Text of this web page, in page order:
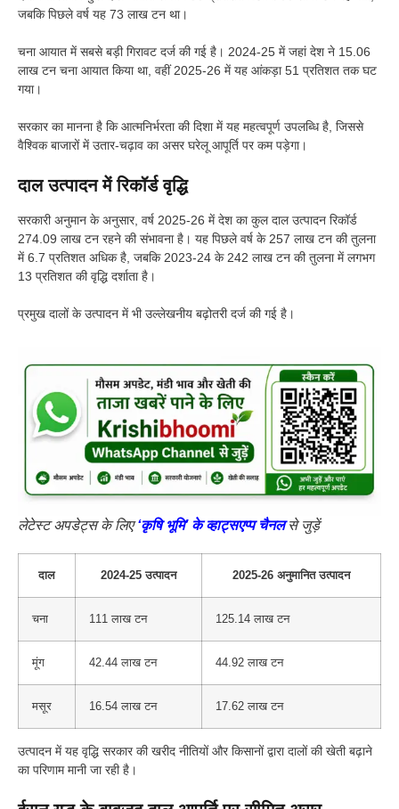
जबकि पिछले वर्ष यह 73 लाख टन था।
चना आयात में सबसे बड़ी गिरावट दर्ज की गई है। 2024-25 में जहां देश ने 15.06
लाख टन चना आयात किया था, वहीं 2025-26 में यह आंकड़ा 51 प्रतिशत तक घट
गया।
सरकार का मानना है कि आत्मनिर्भरता की दिशा में यह महत्वपूर्ण उपलब्धि है, जिससे
वैश्विक बाजारों में उतार-चढ़ाव का असर घरेलू आपूर्ति पर कम पड़ेगा।
दाल उत्पादन में रिकॉर्ड वृद्धि
सरकारी अनुमान के अनुसार, वर्ष 2025-26 में देश का कुल दाल उत्पादन रिकॉर्ड
274.09 लाख टन रहने की संभावना है। यह पिछले वर्ष के 257 लाख टन की तुलना
में 6.7 प्रतिशत अधिक है, जबकि 2023-24 के 242 लाख टन की तुलना में लगभग
13 प्रतिशत की वृद्धि दर्शाता है।
प्रमुख दालों के उत्पादन में भी उल्लेखनीय बढ़ोतरी दर्ज की गई है।
लेटेस्ट अपडेट्स के लिए‘कृषि भूमि’ के व्हाट्सएप्प चैनलसे जुड़ें
दाल 2024-25 उत्पादन 2025-26 अनुमानित उत्पादन
चना 111 लाख टन 125.14 लाख टन
मूंग 42.44 लाख टन 44.92 लाख टन
मसूर 16.54 लाख टन 17.62 लाख टन
उत्पादन में यह वृद्धि सरकार की खरीद नीतियों और किसानों द्वारा दालों की खेती बढ़ाने
का परिणाम मानी जा रही है।